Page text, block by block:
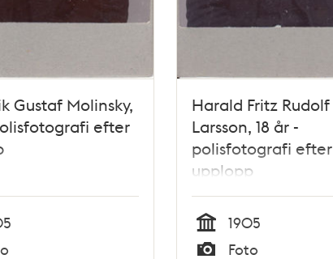
Gustaf Molinsky,
efter
Harald Fritz Rudolf
Larsson, 18 år -
polisfotografi efter
upplopp
Tid
1905
Foto